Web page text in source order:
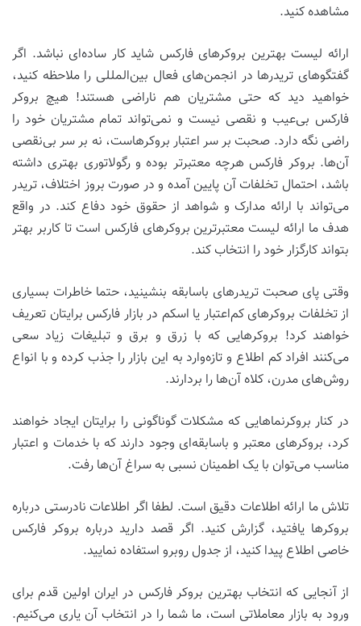
مشاهده کنید.‌
ارائه لیست بهترین بروکرهای فارکس شاید کار ساده‌ای نباشد. اگر
گفتگوهای تریدرها در انجمن‌های فعال بین‌المللی را ملاحظه کنید،
خواهید دید که حتی مشتریان هم ناراضی هستند! هیچ بروکر
فارکس بی‌عیب و نقصی نیست و نمی‌تواند تمام مشتریان خود را
راضی نگه دارد. صحبت بر سر اعتبار بروکرهاست، نه بر سر بی‌نقصی
آن‌ها. بروکر فارکس هرچه معتبرتر بوده و رگولاتوری بهتری داشته
باشد، احتمال تخلفات آن پایین آمده و در صورت بروز اختلاف، تریدر
می‌تواند با ارائه مدارک و شواهد از حقوق خود دفاع کند. در واقع
هدف ما ارائه لیست معتبرترین بروکرهای فارکس است تا کاربر بهتر
بتواند کارگزار خود را انتخاب کند.
وقتی پای صحبت تریدرهای باسابقه بنشینید، حتما خاطرات بسیاری
از تخلفات بروکرهای کم‌اعتبار یا اسکم در بازار فارکس برایتان تعریف
خواهند کرد! بروکرهایی که با زرق و برق و تبلیغات زیاد سعی
می‌کنند افراد کم اطلاع و تازه‌وارد به این بازار را جذب کرده و با انواع
روش‌های مدرن، کلاه آن‌ها را بردارند.
در کنار بروکرنماهایی که مشکلات گوناگونی را برایتان ایجاد خواهند
کرد، بروکرهای معتبر و باسابقه‌ای وجود دارند که با خدمات و اعتبار
مناسب می‌توان با یک اطمینان نسبی به سراغ آن‌ها رفت.
تلاش ما ارائه اطلاعات دقیق است. لطفا اگر اطلاعات نادرستی درباره
بروکرها یافتید، گزارش کنید. اگر قصد دارید درباره بروکر فارکس
خاصی اطلاع پیدا کنید، از جدول روبرو استفاده نمایید.
از آنجایی که انتخاب بهترین بروکر فارکس در ایران اولین قدم برای
ورود به بازار معاملاتی است، ما شما را در انتخاب آن یاری می‌کنیم.